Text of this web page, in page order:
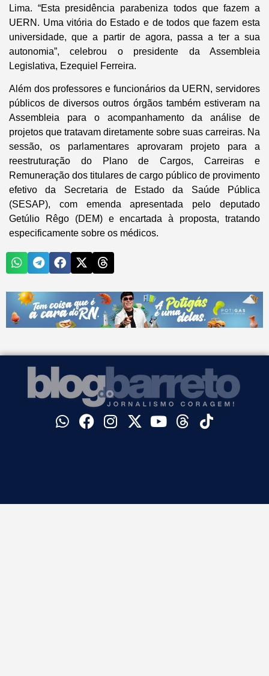
Lima. “Esta presidência parabeniza todos que fazem a
UERN. Uma vitória do Estado e de todos que fazem esta
universidade, que a partir de agora, passa a ter a sua
autonomia”, celebrou o presidente da Assembleia
Legislativa, Ezequiel Ferreira.
Além dos professores e funcionários da UERN, servidores
públicos de diversos outros órgãos também estiveram na
Assembleia para o acompanhamento da análise de
projetos que tratavam diretamente sobre suas carreiras. Na
sessão, os parlamentares aprovaram projeto para a
reestruturação do Plano de Cargos, Carreiras e
Remuneração dos titulares de cargo público de provimento
efetivo da Secretaria de Estado da Saúde Pública
(SESAP), com emenda apresentada pelo deputado
Getúlio Rêgo (DEM) e encartada à proposta, tratando
especificamente sobre os médicos.